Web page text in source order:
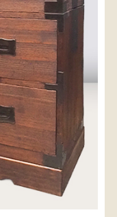
事で送料が表